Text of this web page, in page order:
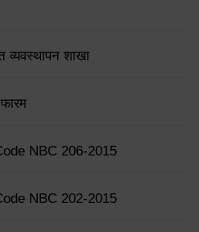
व्यवस्थापन शाखा
फारम
NBC 206-2015
NBC 202-2015